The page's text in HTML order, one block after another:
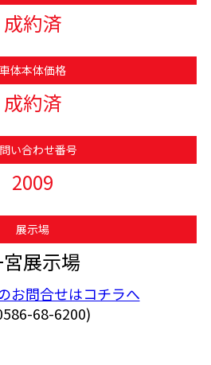
成約済
車体本体価格
成約済
い合わせ番号
2009
展示場
展示場
お問合せはコチラへ
68-6200)